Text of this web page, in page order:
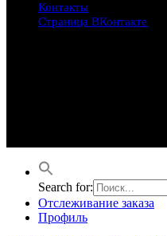
Контакты
Страница ВКонтакте
Search for:
Отслеживание заказа
Профиль